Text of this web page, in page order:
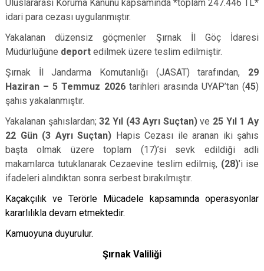
Uluslararası Koruma Kanunu kapsamında *toplam 247.446 TL*
idari para cezası uygulanmıştır.
Yakalanan düzensiz göçmenler Şırnak İl Göç İdaresi
Müdürlüğüne deport edilmek üzere teslim edilmiştir.
Şırnak İl Jandarma Komutanlığı (JASAT) tarafından, 29
Haziran – 5 Temmuz 2026 tarihleri arasında UYAP’tan (45)
şahıs yakalanmıştır.
Yakalanan şahıslardan;32 Yıl (43 Ayrı Suçtan)ve 25 Yıl 1 Ay
22 Gün (3 Ayrı Suçtan) Hapis Cezası ile aranan iki şahıs
başta olmak üzere toplam (17)’si sevk edildiği adli
makamlarca tutuklanarak Cezaevine teslim edilmiş, (28)’i ise
ifadeleri alındıktan sonra serbest bırakılmıştır.
Kaçakçılık ve Terörle Mücadele kapsamında operasyonlar
kararlılıkla devam etmektedir.
Kamuoyuna duyurulur.
Şırnak Valiliği